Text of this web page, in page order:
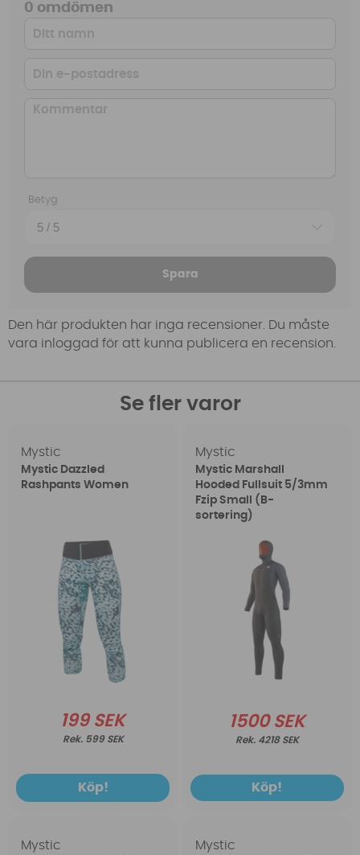
0 omdömen
Betyg
Spara
Den här produkten har inga recensioner. Du måste
vara inloggad för att kunna publicera en recension.
Se fler varor
Mystic
Mystic Dazzled
Rashpants Women
199 SEK
599 SEK
Köp!
Mystic
Mystic Marshall
Hooded Fullsuit 5/3mm
Fzip Small (B-
sortering)
1500 SEK
4218 SEK
Köp!
Mystic Mystic